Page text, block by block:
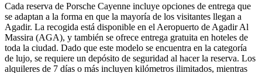
Cada reserva de Porsche Cayenne incluye opciones de entrega que
se adaptan a la forma en que la mayoría de los visitantes llegan a
Agadir. La recogida está disponible en el Aeropuerto de Agadir Al
Massira (AGA), y también se ofrece entrega gratuita en hoteles de
toda la ciudad. Dado que este modelo se encuentra en la categoría
de lujo, se requiere un depósito de seguridad al hacer la reserva. Los
alquileres de 7 días o más incluyen kilómetros ilimitados, mientras